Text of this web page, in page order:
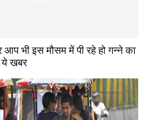
आप भी इस मौसम में पी रहे हो गन्ने का
खबर